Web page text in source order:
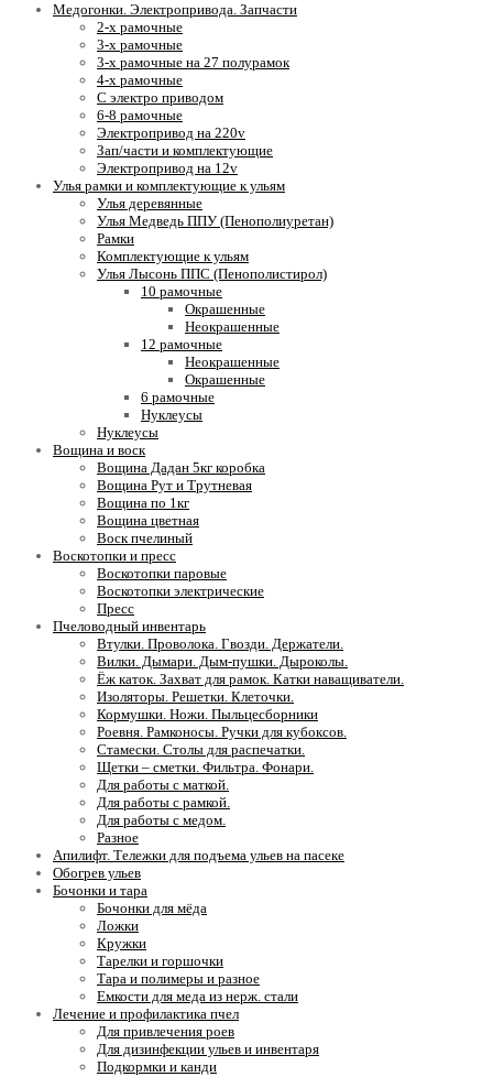
Медогонки. Электропривода. Запчасти
2-х рамочные
3-х рамочные
3-х рамочные на 27 полурамок
4-х рамочные
С электро приводом
6-8 рамочные
Электропривод на 220v
Зап/части и комплектующие
Электропривод на 12v
Улья рамки и комплектующие к ульям
Улья деревянные
Улья Медведь ППУ (Пенополиуретан)
Рамки
Комплектующие к ульям
Улья Лысонь ППС (Пенополистирол)
10 рамочные
Окрашенные
Неокрашенные
12 рамочные
Неокрашенные
Окрашенные
6 рамочные
Нуклеусы
Нуклеусы
Вощина и воск
Вощина Дадан 5кг коробка
Вощина Рут и Трутневая
Вощина по 1кг
Вощина цветная
Воск пчелиный
Воскотопки и пресс
Воскотопки паровые
Воскотопки электрические
Пресс
Пчеловодный инвентарь
Втулки. Проволока. Гвозди. Держатели.
Вилки. Дымари. Дым-пушки. Дыроколы.
Ёж каток. Захват для рамок. Катки наващиватели.
Изоляторы. Решетки. Клеточки.
Кормушки. Ножи. Пыльцесборники
Роевня. Рамконосы. Ручки для кубоксов.
Стамески. Столы для распечатки.
Щетки – сметки. Фильтра. Фонари.
Для работы с маткой.
Для работы с рамкой.
Для работы с медом.
Разное
Апилифт. Тележки для подъема ульев на пасеке
Обогрев ульев
Бочонки и тара
Бочонки для мёда
Ложки
Кружки
Тарелки и горшочки
Тара и полимеры и разное
Емкости для меда из нерж. стали
Лечение и профилактика пчел
Для привлечения роев
Для дизинфекции ульев и инвентаря
Подкормки и канди